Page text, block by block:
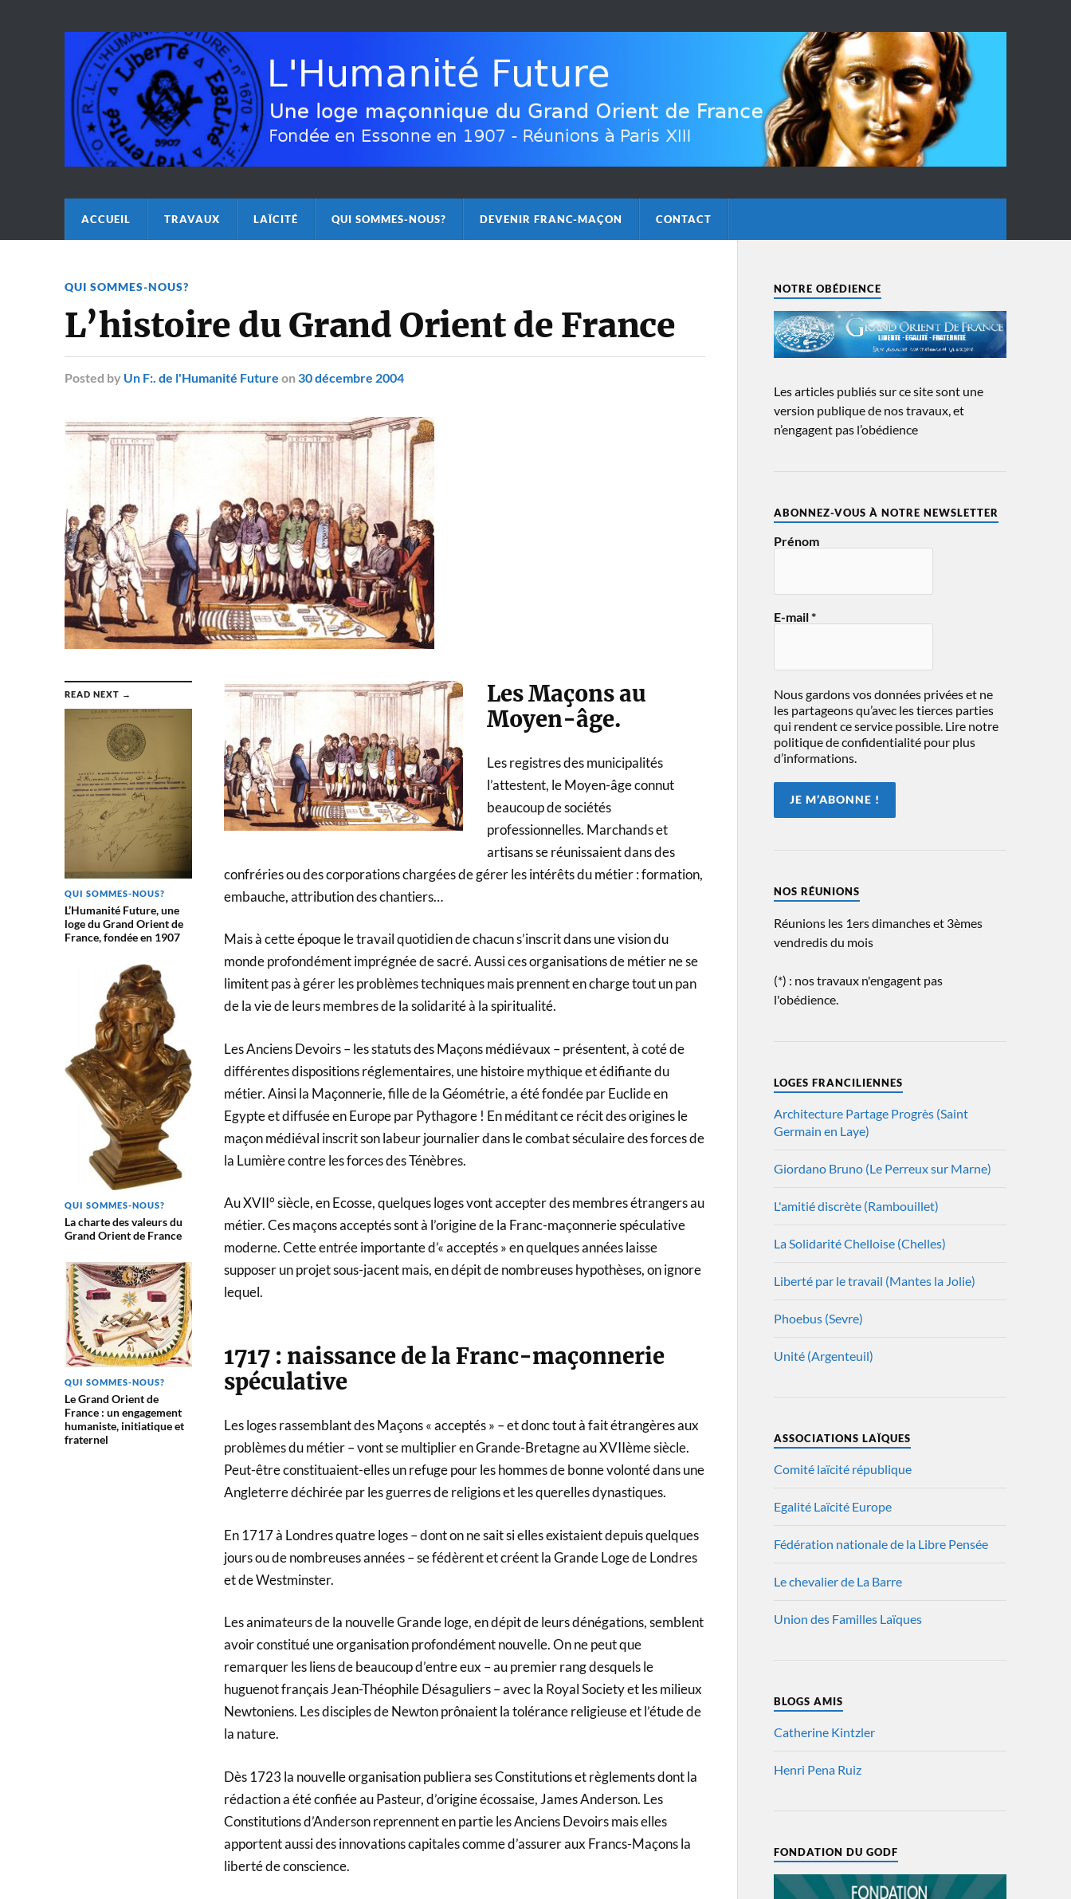
ACCUEIL TRAVAUX LAÏCITÉ QUI SOMMES-NOUS? DEVENIR FRANC-MAÇON CONTACT
QUI SOMMES-NOUS?
L’histoire du Grand Orient de France
Posted by Un F:. de l'Humanité Future on 30 décembre 2004
READ NEXT →
QUI SOMMES-NOUS?
L’Humanité Future, une
loge du Grand Orient de
France, fondée en 1907
QUI SOMMES-NOUS?
La charte des valeurs du
Grand Orient de France
QUI SOMMES-NOUS?
Le Grand Orient de
France : un engagement
humaniste, initiatique et
fraternel
Les Maçons au
Moyen-âge.
Les registres des municipalités
l’attestent, le Moyen-âge connut
beaucoup de sociétés
professionnelles. Marchands et
artisans se réunissaient dans des
confréries ou des corporations chargées de gérer les intérêts du métier : formation,
embauche, attribution des chantiers…
Mais à cette époque le travail quotidien de chacun s’inscrit dans une vision du
monde profondément imprégnée de sacré. Aussi ces organisations de métier ne se
limitent pas à gérer les problèmes techniques mais prennent en charge tout un pan
de la vie de leurs membres de la solidarité à la spiritualité.
Les Anciens Devoirs – les statuts des Maçons médiévaux – présentent, à coté de
différentes dispositions réglementaires, une histoire mythique et édifiante du
métier. Ainsi la Maçonnerie, fille de la Géométrie, a été fondée par Euclide en
Egypte et diffusée en Europe par Pythagore ! En méditant ce récit des origines le
maçon médiéval inscrit son labeur journalier dans le combat séculaire des forces de
la Lumière contre les forces des Ténèbres.
Au XVII° siècle, en Ecosse, quelques loges vont accepter des membres étrangers au
métier. Ces maçons acceptés sont à l’origine de la Franc-maçonnerie spéculative
moderne. Cette entrée importante d’« acceptés » en quelques années laisse
supposer un projet sous-jacent mais, en dépit de nombreuses hypothèses, on ignore
lequel.
1717 : naissance de la Franc-maçonnerie
spéculative
Les loges rassemblant des Maçons « acceptés » – et donc tout à fait étrangères aux
problèmes du métier – vont se multiplier en Grande-Bretagne au XVIIème siècle.
Peut-être constituaient-elles un refuge pour les hommes de bonne volonté dans une
Angleterre déchirée par les guerres de religions et les querelles dynastiques.
En 1717 à Londres quatre loges – dont on ne sait si elles existaient depuis quelques
jours ou de nombreuses années – se fédèrent et créent la Grande Loge de Londres
et de Westminster.
Les animateurs de la nouvelle Grande loge, en dépit de leurs dénégations, semblent
avoir constitué une organisation profondément nouvelle. On ne peut que
remarquer les liens de beaucoup d’entre eux – au premier rang desquels le
huguenot français Jean-Théophile Désaguliers – avec la Royal Society et les milieux
Newtoniens. Les disciples de Newton prônaient la tolérance religieuse et l’étude de
la nature.
Dès 1723 la nouvelle organisation publiera ses Constitutions et règlements dont la
rédaction a été confiée au Pasteur, d’origine écossaise, James Anderson. Les
Constitutions d’Anderson reprennent en partie les Anciens Devoirs mais elles
apportent aussi des innovations capitales comme d’assurer aux Francs-Maçons la
liberté de conscience.
NOTRE OBÉDIENCE
Les articles publiés sur ce site sont une
version publique de nos travaux, et
n’engagent pas l’obédience
ABONNEZ-VOUS À NOTRE NEWSLETTER
Prénom
E-mail*
Nous gardons vos données privées et ne
les partageons qu’avec les tierces parties
qui rendent ce service possible. Lire notre
politique de confidentialité pour plus
d’informations.
NOS RÉUNIONS
Réunions les 1ers dimanches et 3èmes
vendredis du mois
(*) : nos travaux n'engagent pas
l'obédience.
LOGES FRANCILIENNES
Architecture Partage Progrès (Saint
Germain en Laye)
Giordano Bruno (Le Perreux sur Marne)
L'amitié discrète (Rambouillet)
La Solidarité Chelloise (Chelles)
Liberté par le travail (Mantes la Jolie)
Phoebus (Sevre)
Unité (Argenteuil)
ASSOCIATIONS LAÏQUES
Comité laïcité république
Egalité Laïcité Europe
Fédération nationale de la Libre Pensée
Le chevalier de La Barre
Union des Familles Laïques
BLOGS AMIS
Catherine Kintzler
Henri Pena Ruiz
FONDATION DU GODF